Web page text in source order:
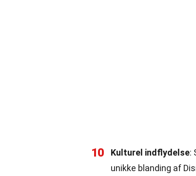
10 Kulturel indflydelse:
unikke blanding af